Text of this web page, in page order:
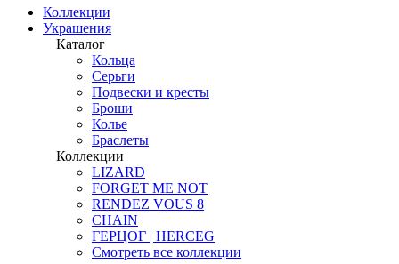
Коллекции
Украшения
Каталог
Кольца
Серьги
Подвески и кресты
Броши
Колье
Браслеты
Коллекции
LIZARD
FORGET ME NOT
RENDEZ VOUS 8
CHAIN
ГЕРЦОГ | HERCEG
Смотреть все коллекции